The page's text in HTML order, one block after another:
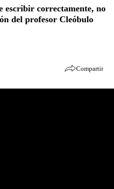
escribir correctamente, no
del profesor Cleóbulo
Compartir